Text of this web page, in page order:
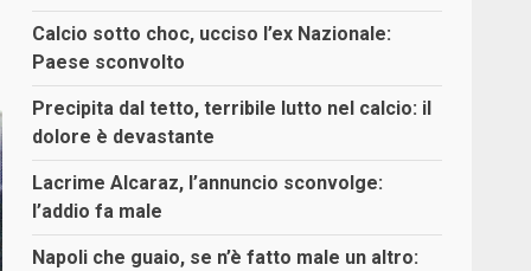
Calcio sotto choc, ucciso l’ex Nazionale:
Paese sconvolto
Precipita dal tetto, terribile lutto nel calcio: il
dolore è devastante
Lacrime Alcaraz, l’annuncio sconvolge:
l’addio fa male
Napoli che guaio, se n’è fatto male un altro: